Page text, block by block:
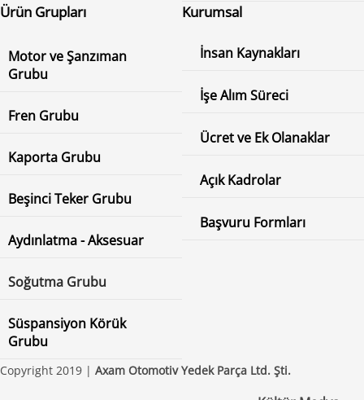
Ürün Grupları
Motor ve Şanzıman
Grubu
Fren Grubu
Kaporta Grubu
Beşinci Teker Grubu
Aydınlatma - Aksesuar
Soğutma Grubu
Süspansiyon Körük
Grubu
Kurumsal
İnsan Kaynakları
İşe Alım Süreci
Ücret ve Ek Olanaklar
Açık Kadrolar
Başvuru Formları
Copyright 2019 | Axam Otomotiv Yedek Parça Ltd. Şti.